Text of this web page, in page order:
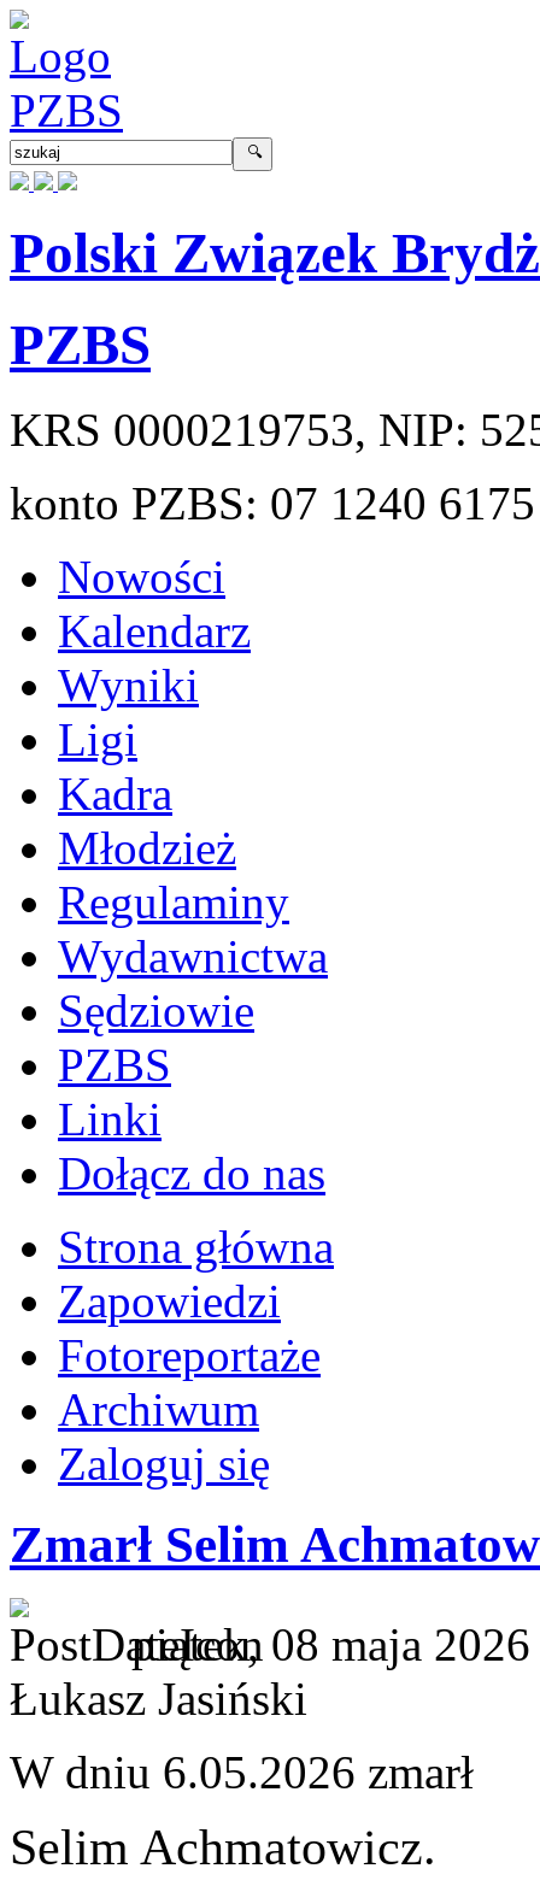
Polski Związek
PZBS
KRS 0000219753, NIP:
konto PZBS: 07 1240
Nowości
Kalendarz
Wyniki
Ligi
Kadra
Młodzież
Regulaminy
Wydawnictwa
Sędziowie
PZBS
Linki
Dołącz do nas
Strona główna
Zapowiedzi
Fotoreportaże
Archiwum
Zaloguj się
Zmarł Selim
piątek, 08 maja
Łukasz Jasiński
W dniu 6.05.2026 zmarł
Selim Achmatowicz.